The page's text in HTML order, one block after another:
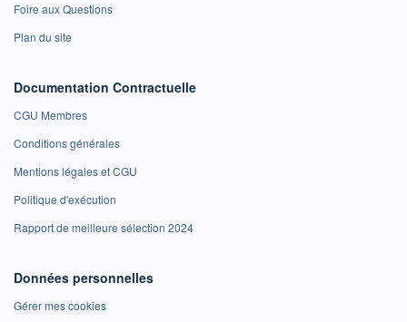
Foire aux Questions
Plan du site
Documentation Contractuelle
CGU Membres
Conditions générales
Mentions légales et CGU
Politique d'exécution
Rapport de meilleure sélection 2024
Données personnelles
Gérer mes cookies